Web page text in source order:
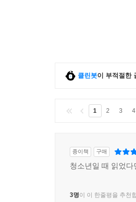
클린봇이 부적절한
1 2 3 4
종이책 구매
청소년일 때 읽었
3명이 이 한줄평을 추천